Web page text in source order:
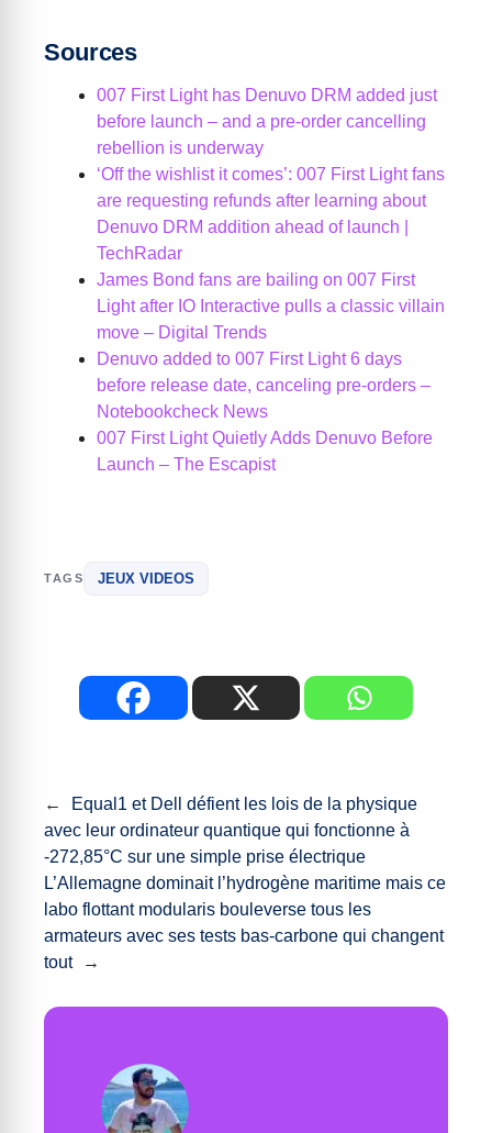
Sources
007 First Light has Denuvo DRM added just
before launch – and a pre-order cancelling
rebellion is underway
‘Off the wishlist it comes’: 007 First Light fans
are requesting refunds after learning about
Denuvo DRM addition ahead of launch |
TechRadar
James Bond fans are bailing on 007 First
Light after IO Interactive pulls a classic villain
move – Digital Trends
Denuvo added to 007 First Light 6 days
before release date, canceling pre-orders –
Notebookcheck News
007 First Light Quietly Adds Denuvo Before
Launch – The Escapist
TAGS JEUX VIDEOS
←
Equal1 et Dell défient les lois de la physique
avec leur ordinateur quantique qui fonctionne à
-272,85°C sur une simple prise électrique
L’Allemagne dominait l’hydrogène maritime mais ce
labo flottant modularis bouleverse tous les
armateurs avec ses tests bas-carbone qui changent
tout
→